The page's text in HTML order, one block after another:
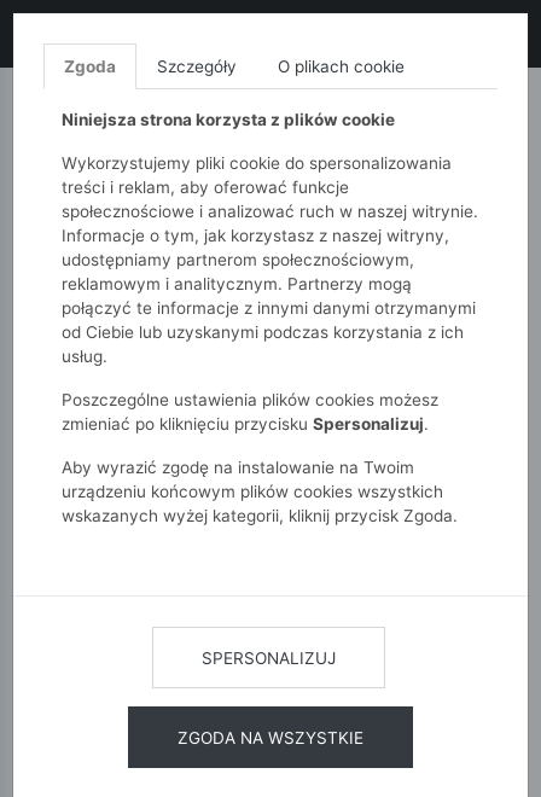
MONNARI QUIOSQUE
51015kids Niemowlak
Chłopcy
Body koszulowe niemowlęce w kratkę
Zgoda Szczegóły O plikach cookie
Niniejsza strona korzysta z plików cookie
Wykorzystujemy pliki cookie do spersonalizowania
treści i reklam, aby oferować funkcje
społecznościowe i analizować ruch w naszej witrynie.
Informacje o tym, jak korzystasz z naszej witryny,
udostępniamy partnerom społecznościowym,
reklamowym i analitycznym. Partnerzy mogą
połączyć te informacje z innymi danymi otrzymanymi
od Ciebie lub uzyskanymi podczas korzystania z ich
usług.
Poszczególne ustawienia plików cookies możesz
zmieniać po kliknięciu przycisku Spersonalizuj.
Aby wyrazić zgodę na instalowanie na Twoim
urządzeniu końcowym plików cookies wszystkich
wskazanych wyżej kategorii, kliknij przycisk Zgoda.
SPERSONALIZUJ
ZGODA NA WSZYSTKIE